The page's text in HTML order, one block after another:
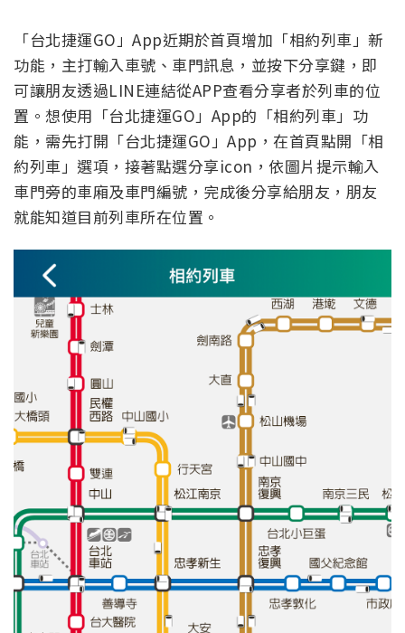
「台北捷運GO」App近期於首頁增加「相約列車」新
功能，主打輸入車號、車門訊息，並按下分享鍵，即
可讓朋友透過LINE連結從APP查看分享者於列車的位
置。想使用「台北捷運GO」App的「相約列車」功
能，需先打開「台北捷運GO」App，在首頁點開「相
約列車」選項，接著點選分享icon，依圖片提示輸入
車門旁的車廂及車門編號，完成後分享給朋友，朋友
就能知道目前列車所在位置。